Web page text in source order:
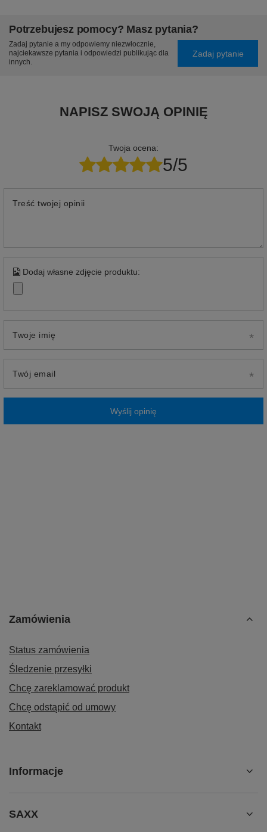
Potrzebujesz pomocy? Masz pytania?
Zadaj pytanie a my odpowiemy niezwłocznie,
najciekawsze pytania i odpowiedzi publikując dla
innych.
Zadaj pytanie
NAPISZ SWOJĄ OPINIĘ
Twoja ocena:
5/5
Treść twojej opinii
Dodaj własne zdjęcie produktu:
Twoje imię
Twój email
Wyślij opinię
Zamówienia
Status zamówienia
Śledzenie przesyłki
Chcę zareklamować produkt
Chcę odstąpić od umowy
Kontakt
Informacje
SAXX